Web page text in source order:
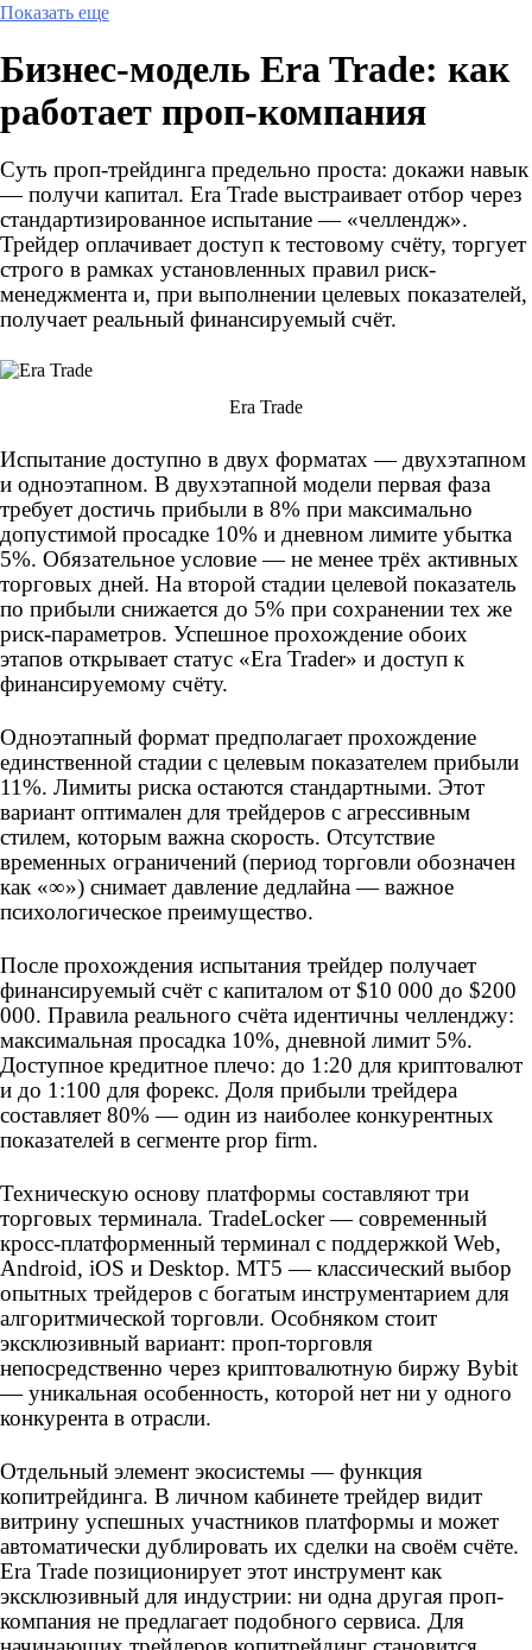
Показать еще
Бизнес-модель Era Trade: как
работает проп-компания
Суть проп-трейдинга предельно проста: докажи навык
— получи капитал. Era Trade выстраивает отбор через
стандартизированное испытание — «челлендж».
Трейдер оплачивает доступ к тестовому счёту, торгует
строго в рамках установленных правил риск-
менеджмента и, при выполнении целевых показателей,
получает реальный финансируемый счёт.
Era Trade
Испытание доступно в двух форматах — двухэтапном
и одноэтапном. В двухэтапной модели первая фаза
требует достичь прибыли в 8% при максимально
допустимой просадке 10% и дневном лимите убытка
5%. Обязательное условие — не менее трёх активных
торговых дней. На второй стадии целевой показатель
по прибыли снижается до 5% при сохранении тех же
риск-параметров. Успешное прохождение обоих
этапов открывает статус «Era Trader» и доступ к
финансируемому счёту.
Одноэтапный формат предполагает прохождение
единственной стадии с целевым показателем прибыли
11%. Лимиты риска остаются стандартными. Этот
вариант оптимален для трейдеров с агрессивным
стилем, которым важна скорость. Отсутствие
временных ограничений (период торговли обозначен
как «∞») снимает давление дедлайна — важное
психологическое преимущество.
После прохождения испытания трейдер получает
финансируемый счёт с капиталом от $10 000 до $200
000. Правила реального счёта идентичны челленджу:
максимальная просадка 10%, дневной лимит 5%.
Доступное кредитное плечо: до 1:20 для криптовалют
и до 1:100 для форекс. Доля прибыли трейдера
составляет 80% — один из наиболее конкурентных
показателей в сегменте prop firm.
Техническую основу платформы составляют три
торговых терминала. TradeLocker — современный
кросс-платформенный терминал с поддержкой Web,
Android, iOS и Desktop. MT5 — классический выбор
опытных трейдеров с богатым инструментарием для
алгоритмической торговли. Особняком стоит
эксклюзивный вариант: проп-торговля
непосредственно через криптовалютную биржу Bybit
— уникальная особенность, которой нет ни у одного
конкурента в отрасли.
Отдельный элемент экосистемы — функция
копитрейдинга. В личном кабинете трейдер видит
витрину успешных участников платформы и может
автоматически дублировать их сделки на своём счёте.
Era Trade позиционирует этот инструмент как
эксклюзивный для индустрии: ни одна другая проп-
компания не предлагает подобного сервиса. Для